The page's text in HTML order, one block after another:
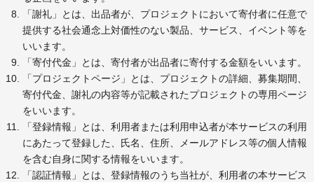
「謝礼」とは、出品者が、プロジェクトにおいて寄付者に任意で
提供する社会通念上対価性のない製品、サービス、イベント等を
いいます。
「寄付代金」とは、寄付者が出品者に寄付する金額をいいます。
「プロジェクトページ」とは、プロジェクトの詳細、募集期間、
寄付代金、謝礼の内容等が記載されたプロジェクトの専用ページ
をいいます。
「登録情報」とは、利用者または利用申込者が本サービスの利用
にあたって登録した、氏名、住所、メールアドレス等の個人情報
を含む自身に関する情報をいいます。
「認証情報」とは、登録情報のうち当社が、利用者の本サービス